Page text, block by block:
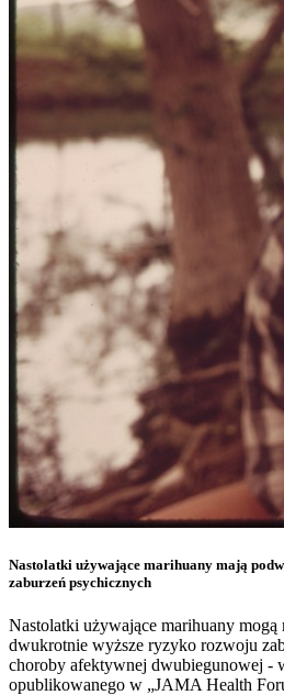
Nastolatki używające marihuany mają
zaburzeń psychicznych
Nastolatki używające marihuany mogą
dwukrotnie wyższe ryzyko rozwoju
choroby afektywnej dwubiegunowej -
opublikowanego w „JAMA Health